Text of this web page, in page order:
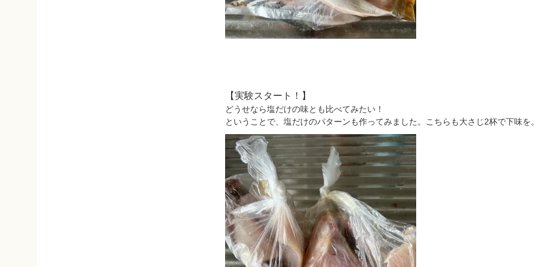
【実験スタート！】
どうせなら塩だけの味とも比べてみたい！
ということで、塩だけのパターンも作ってみました。こちらも大さじ2杯で下味を